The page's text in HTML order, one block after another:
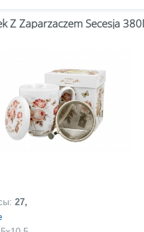
Z Zaparzaczem Secesja
27,